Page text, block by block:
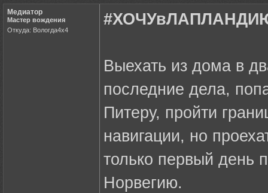
Медиатор
Мастер вождения
Откуда: Вологда4х4
Выехать из дома в
последние дела,
Питеру, пройти
навигации, но
только первый день
Норвегию.